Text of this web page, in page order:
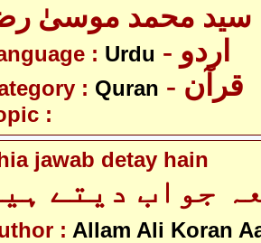
سید محمد موسیٰ
: Urdu - اردو
: Quran - قرآن
:
jawab detay hain
: Allam Ali Koran